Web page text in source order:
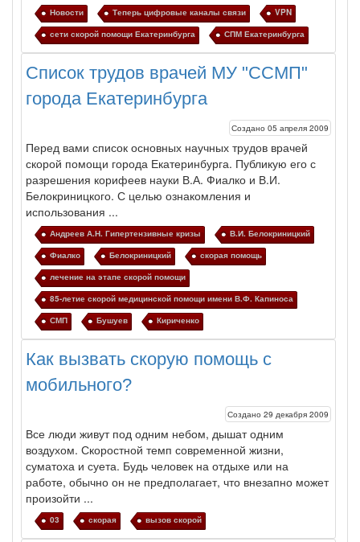
Новости Теперь цифровые каналы связи
VPN
сети скорой помощи Екатеринбурга
СПМ Екатеринбурга
Список трудов врачей МУ "ССМП"
города Екатеринбурга
Создано 05 апреля 2009
Перед вами список основных научных трудов врачей
скорой помощи города Екатеринбурга. Публикую его с
разрешения корифеев науки В.А. Фиалко и В.И.
Белокриницкого. С целью ознакомления и
использования ...
Андреев А.Н. Гипертензивные кризы
В.И. Белокриницкий
Фиалко
Белокриницкий
скорая помощь
лечение на этапе скорой помощи
85-летие скорой медицинской помощи имени В.Ф. Капиноса
СМП
Бушуев Кириченко
Как вызвать скорую помощь с
мобильного?
Создано 29 декабря 2009
Все люди живут под одним небом, дышат одним
воздухом. Скоростной темп современной жизни,
суматоха и суета. Будь человек на отдыхе или на
работе, обычно он не предполагает, что внезапно может
произойти ...
03 скорая вызов скорой